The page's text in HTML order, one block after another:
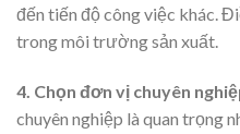
đến tiến độ công việc khác.
trong môi trường sản xuất.
4. Chọn đơn vị chuyên
chuyên nghiệp là quan trọng